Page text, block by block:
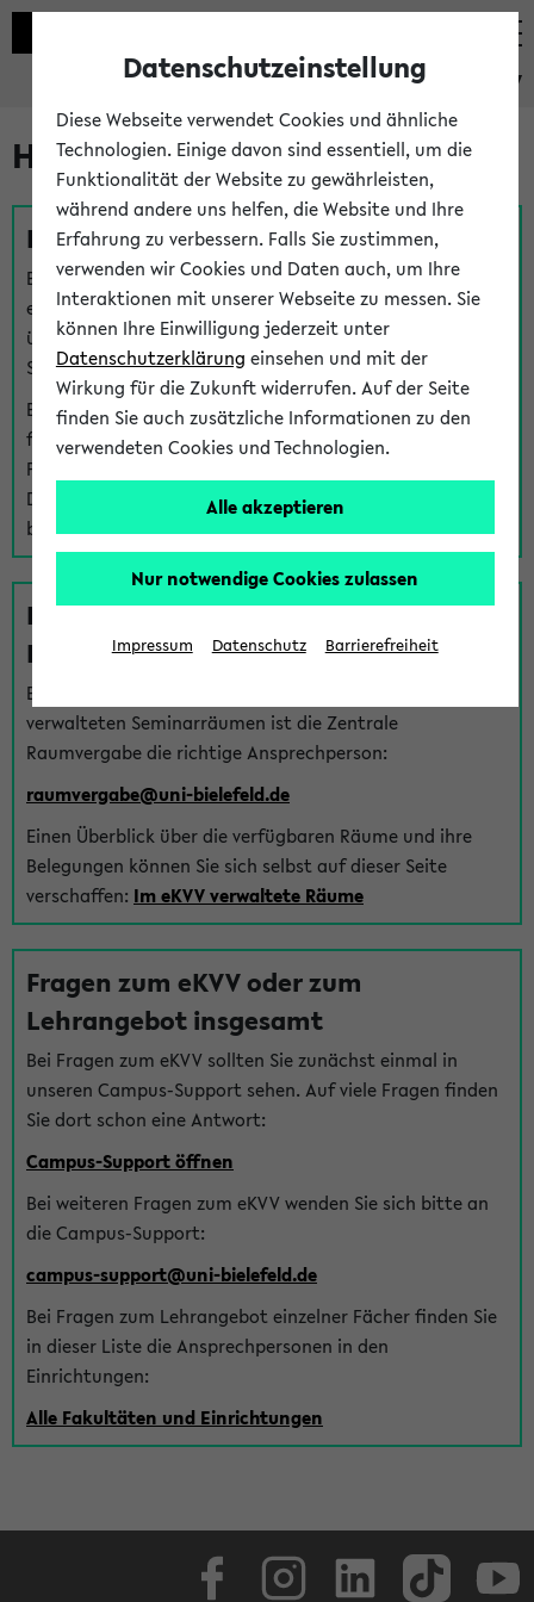
eKVV
Hilfe & Kontakt
Fragen zu einzelnen Veranstaltungen
Bei inhaltlichen und organisatorischen Fragen zu
einzelnen Veranstaltungen finden Sie Ansprechpersonen
über denFragen-Link bei jeder Veranstaltung. Der BIS
Support kann hier meist keine direkte Hilfe leisten.
Bei Veranstaltungen mit eKVV Teilnahmemanagement
finden Sie eine Auskunft über die Personen, die Ihre
Platzzuteilung im eKVV eingetragen haben, auf der
Detailseite zum Teilnahmemanagement der
betreffenden Veranstaltung.
Fragen zu im eKVV verwalteten
Räumen
Bei Fragen zur Vergabe von Hörsälen und vom eKVV
verwalteten Seminarräumen ist die Zentrale
Raumvergabe die richtige Ansprechperson:
raumvergabe@uni-bielefeld.de
Einen Überblick über die verfügbaren Räume und ihre
Belegungen können Sie sich selbst auf dieser Seite
verschaffen: Im eKVV verwaltete Räume
Fragen zum eKVV oder zum
Lehrangebot insgesamt
Bei Fragen zum eKVV sollten Sie zunächst einmal in
unseren Campus-Support sehen. Auf viele Fragen finden
Sie dort schon eine Antwort:
Campus-Support öffnen
Bei weiteren Fragen zum eKVV wenden Sie sich bitte an
die Campus-Support:
campus-support@uni-bielefeld.de
Bei Fragen zum Lehrangebot einzelner Fächer finden Sie
in dieser Liste die Ansprechpersonen in den
Einrichtungen:
Alle Fakultäten und Einrichtungen
Datenschutzeinstellung
Diese Webseite verwendet Cookies und ähnliche
Technologien. Einige davon sind essentiell, um die
Funktionalität der Website zu gewährleisten,
während andere uns helfen, die Website und Ihre
Erfahrung zu verbessern. Falls Sie zustimmen,
verwenden wir Cookies und Daten auch, um Ihre
Interaktionen mit unserer Webseite zu messen. Sie
können Ihre Einwilligung jederzeit unter
Datenschutzerklärung einsehen und mit der
Wirkung für die Zukunft widerrufen. Auf der Seite
finden Sie auch zusätzliche Informationen zu den
verwendeten Cookies und Technologien.
Alle akzeptieren
Nur notwendige Cookies zulassen
Impressum Datenschutz Barrierefreiheit